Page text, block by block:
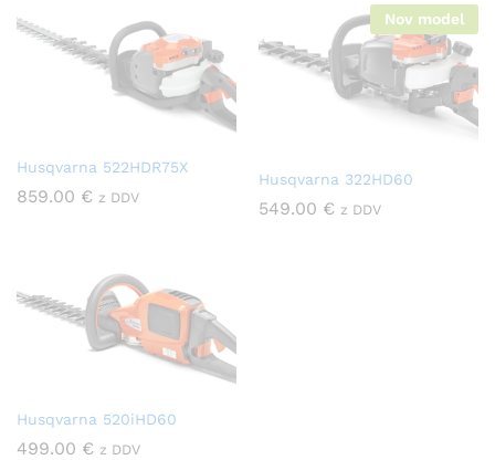
Husqvarna 522HDR75X
859.00 € z DDV
Nov model
Husqvarna 322HD60
549.00 € z DDV
Husqvarna 520iHD60
499.00 € z DDV